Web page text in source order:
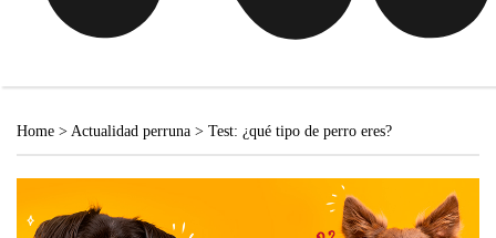
Home > Actualidad perruna > Test: ¿qué tipo de perro eres?